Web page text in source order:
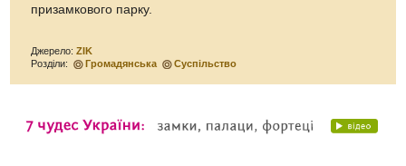
призамкового парку.
Джерело:ZIK
Розділи:
Громадянська Суспільство